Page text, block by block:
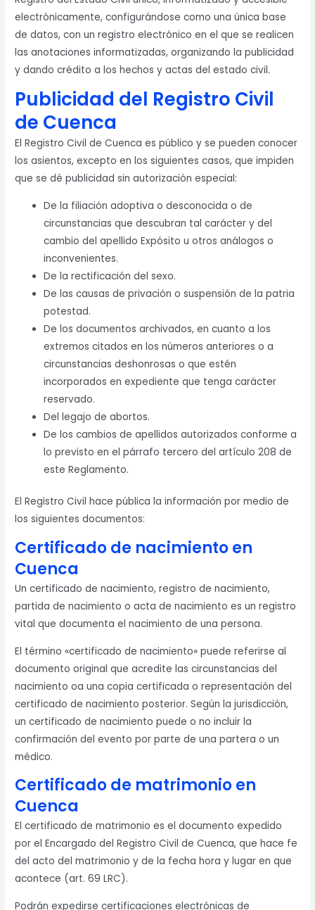
electrónicamente, configurándose como una única base
de datos, con un registro electrónico en el que se realicen
las anotaciones informatizadas, organizando la publicidad
y dando crédito a los hechos y actas del estado civil.
Publicidad del Registro Civil
de Cuenca
El Registro Civil de Cuenca es público y se pueden conocer
los asientos, excepto en los siguientes casos, que impiden
que se dé publicidad sin autorización especial:
De la filiación adoptiva o desconocida o de
circunstancias que descubran tal carácter y del
cambio del apellido Expósito u otros análogos o
inconvenientes.
De la rectificación del sexo.
De las causas de privación o suspensión de la patria
potestad.
De los documentos archivados, en cuanto a los
extremos citados en los números anteriores o a
circunstancias deshonrosas o que estén
incorporados en expediente que tenga carácter
reservado.
Del legajo de abortos.
De los cambios de apellidos autorizados conforme a
lo previsto en el párrafo tercero del artículo 208 de
este Reglamento.
El Registro Civil hace pública la información por medio de
los siguientes documentos:
Certificado de nacimiento en
Cuenca
Un certificado de nacimiento, registro de nacimiento,
partida de nacimiento o acta de nacimiento es un registro
vital que documenta el nacimiento de una persona.
El término «certificado de nacimiento» puede referirse al
documento original que acredite las circunstancias del
nacimiento oa una copia certificada o representación del
certificado de nacimiento posterior. Según la jurisdicción,
un certificado de nacimiento puede o no incluir la
confirmación del evento por parte de una partera o un
médico.
Certificado de matrimonio en
Cuenca
El certificado de matrimonio es el documento expedido
por el Encargado del Registro Civil de Cuenca, que hace fe
del acto del matrimonio y de la fecha hora y lugar en que
acontece (art. 69 LRC).
Podrán expedirse certificaciones electrónicas de